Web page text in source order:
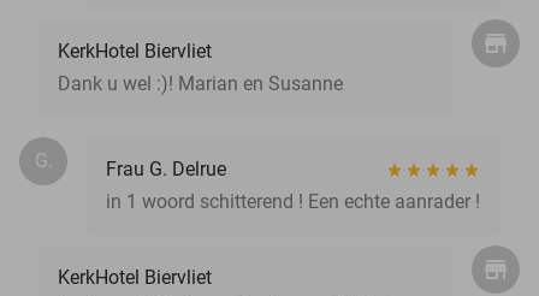
KerkHotel Biervliet
Dank u wel :)! Marian en Susanne
G.
Frau G. Delrue
in 1 woord schitterend ! Een echte aanrader !
KerkHotel Biervliet